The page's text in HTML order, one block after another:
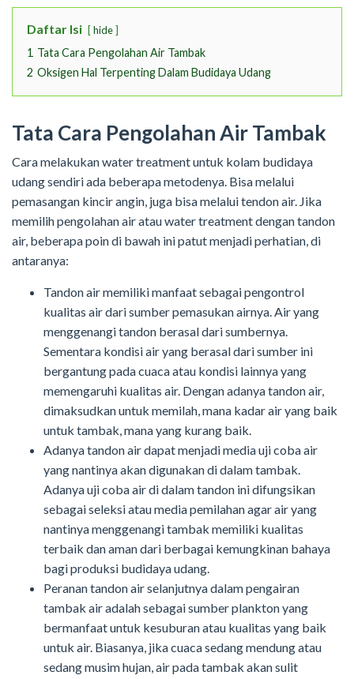
Daftar Isi hide
1 Tata Cara Pengolahan Air Tambak
2 Oksigen Hal Terpenting Dalam Budidaya Udang
Tata Cara Pengolahan Air Tambak
Cara melakukan water treatment untuk kolam budidaya
udang sendiri ada beberapa metodenya. Bisa melalui
pemasangan kincir angin, juga bisa melalui tendon air. Jika
memilih pengolahan air atau water treatment dengan tandon
air, beberapa poin di bawah ini patut menjadi perhatian, di
antaranya:
Tandon air memiliki manfaat sebagai pengontrol
kualitas air dari sumber pemasukan airnya. Air yang
menggenangi tandon berasal dari sumbernya.
Sementara kondisi air yang berasal dari sumber ini
bergantung pada cuaca atau kondisi lainnya yang
memengaruhi kualitas air. Dengan adanya tandon air,
dimaksudkan untuk memilah, mana kadar air yang baik
untuk tambak, mana yang kurang baik.
Adanya tandon air dapat menjadi media uji coba air
yang nantinya akan digunakan di dalam tambak.
Adanya uji coba air di dalam tandon ini difungsikan
sebagai seleksi atau media pemilahan agar air yang
nantinya menggenangi tambak memiliki kualitas
terbaik dan aman dari berbagai kemungkinan bahaya
bagi produksi budidaya udang.
Peranan tandon air selanjutnya dalam pengairan
tambak air adalah sebagai sumber plankton yang
bermanfaat untuk kesuburan atau kualitas yang baik
untuk air. Biasanya, jika cuaca sedang mendung atau
sedang musim hujan, air pada tambak akan sulit